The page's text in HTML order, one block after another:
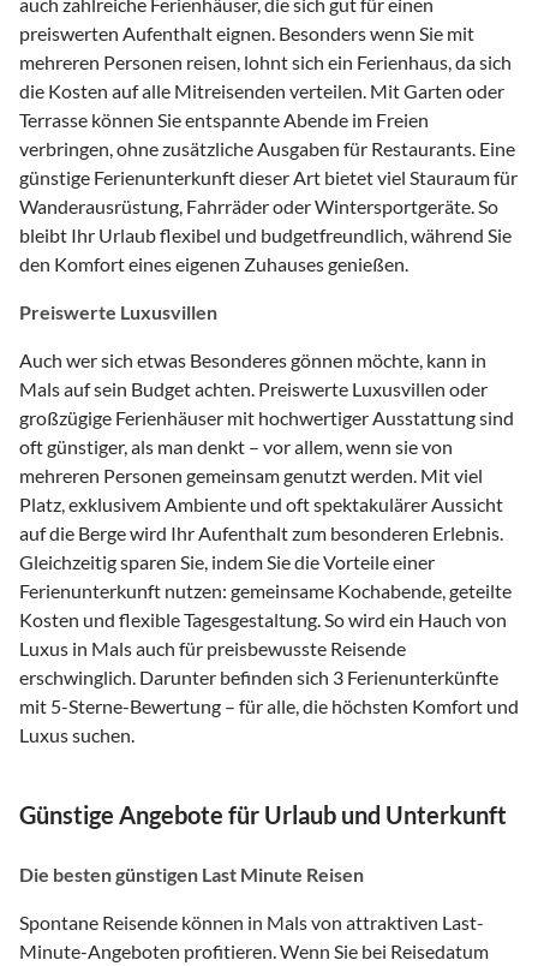
preiswerten Aufenthalt eignen. Besonders wenn Sie mit
mehreren Personen reisen, lohnt sich ein Ferienhaus, da sich
die Kosten auf alle Mitreisenden verteilen. Mit Garten oder
Terrasse können Sie entspannte Abende im Freien
verbringen, ohne zusätzliche Ausgaben für Restaurants. Eine
günstige Ferienunterkunft dieser Art bietet viel Stauraum für
Wanderausrüstung, Fahrräder oder Wintersportgeräte. So
bleibt Ihr Urlaub flexibel und budgetfreundlich, während Sie
den Komfort eines eigenen Zuhauses genießen.
Preiswerte Luxusvillen
Auch wer sich etwas Besonderes gönnen möchte, kann in
Mals auf sein Budget achten. Preiswerte Luxusvillen oder
großzügige Ferienhäuser mit hochwertiger Ausstattung sind
oft günstiger, als man denkt – vor allem, wenn sie von
mehreren Personen gemeinsam genutzt werden. Mit viel
Platz, exklusivem Ambiente und oft spektakulärer Aussicht
auf die Berge wird Ihr Aufenthalt zum besonderen Erlebnis.
Gleichzeitig sparen Sie, indem Sie die Vorteile einer
Ferienunterkunft nutzen: gemeinsame Kochabende, geteilte
Kosten und flexible Tagesgestaltung. So wird ein Hauch von
Luxus in Mals auch für preisbewusste Reisende
erschwinglich. Darunter befinden sich 3 Ferienunterkünfte
mit 5-Sterne-Bewertung – für alle, die höchsten Komfort und
Luxus suchen.
Günstige Angebote für Urlaub und Unterkunft
Die besten günstigen Last Minute Reisen
Spontane Reisende können in Mals von attraktiven Last-
Minute-Angeboten profitieren. Wenn Sie bei Reisedatum